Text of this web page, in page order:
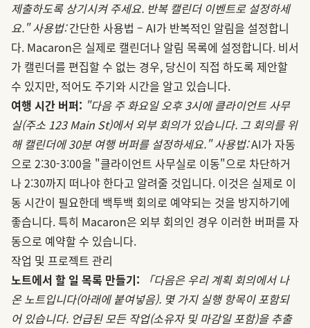
제출하도록 상기시켜 주세요. 반복 캘린더 이벤트로 설정하세
요." 사용법:간단한 사용법 – AI가 반복적인 알림을 설정합니
다. Macaron은 실제로 캘린더나 알림 목록에 설정합니다. 비서
가 캘린더를 편집할 수 없는 경우, 당신이 직접 하도록 제안할
수 있지만, 적어도 주기와 시간을 알고 있습니다.
여행 시간 버퍼: "다음 주 화요일 오후 3시에 클라이언트 사무
실(주소 123 Main St)에서 외부 회의가 있습니다. 그 회의를 위
해 캘린더에 30분 여행 버퍼를 설정하세요." 사용법:AI가 자동
으로 2:30-3:00을 "클라이언트 사무실로 이동"으로 차단하거
나 2:30까지 떠나야 한다고 알려줄 것입니다. 이것은 실제로 이
동 시간이 필요한데 백투백 회의로 예약되는 것을 방지하기에
좋습니다. 특히 Macaron은 외부 회의인 경우 이러한 버퍼를 자
동으로 예약할 수 있습니다.
작업 및 프로젝트 관리
노트에서 할 일 목록 만들기:
「다음은 우리 계획 회의에서 나
온 노트입니다(아래에 붙여넣음). 몇 가지 실행 항목이 포함되
어 있습니다. 언급된 모든 작업(소유자 및 마감일 포함)을 추출